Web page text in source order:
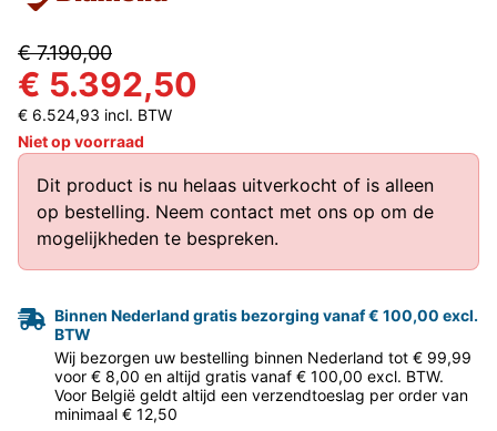
€ 7.190,00
€ 5.392,50
€ 6.524,93 incl. BTW
Niet op voorraad
Dit product is nu helaas uitverkocht of is alleen
op bestelling. Neem contact met ons op om de
mogelijkheden te bespreken.
Binnen Nederland gratis bezorging vanaf € 100,00 excl.
BTW
Wij bezorgen uw bestelling binnen Nederland tot € 99,99
voor € 8,00 en altijd gratis vanaf € 100,00 excl. BTW.
Voor België geldt altijd een verzendtoeslag per order van
minimaal € 12,50